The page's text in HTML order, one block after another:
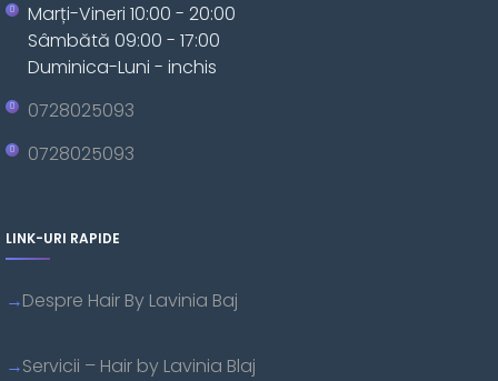
Marți-Vineri 10:00 - 20:00
Sâmbătă 09:00 - 17:00
Duminica-Luni - inchis
0728025093
0728025093
LINK-URI RAPIDE
Despre Hair By Lavinia Baj
Servicii – Hair by Lavinia Blaj